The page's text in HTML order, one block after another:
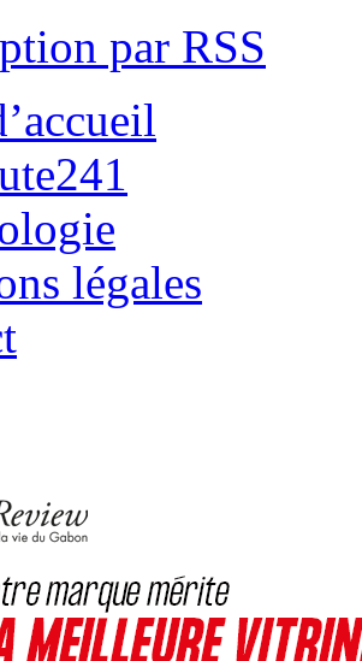
par RSS
légales